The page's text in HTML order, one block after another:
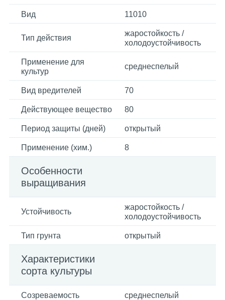
Вид 11010
Тип действия
жаростойкость /
холодоустойчивость
Применение для
культур
среднеспелый
Вид вредителей 70
Действующее вещество 80
Период защиты (дней) открытый
Применение (хим.) 8
Особенности
выращивания
Устойчивость
жаростойкость /
холодоустойчивость
Тип грунта открытый
Характеристики
сорта культуры
Созреваемость среднеспелый